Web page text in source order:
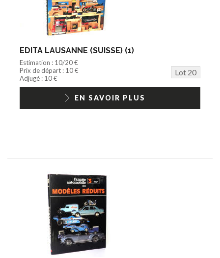
EDITA LAUSANNE (SUISSE) (1)
Estimation : 10/20 €
Prix de départ : 10 €
Lot 20
Adjugé : 10 €
EN SAVOIR PLUS